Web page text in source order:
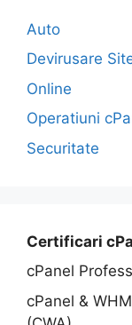
Auto
Devirusare
Online
Operatiuni
Securitate
Certificari
cPanel
cPanel &